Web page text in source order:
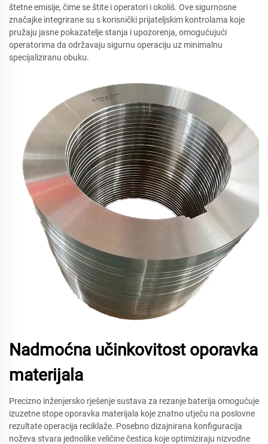
štetne emisije, čime se štite i operatori i okoliš. Ove sigurnosne
značajke integrirane su s korisnički prijateljskim kontrolama koje
pružaju jasne pokazatelje stanja i upozorenja, omogućujući
operatorima da održavaju sigurnu operaciju uz minimalnu
specijaliziranu obuku.
Nadmoćna učinkovitost oporavka
materijala
Precizno inženjersko rješenje sustava za rezanje baterija omogućuje
izuzetne stope oporavka materijala koje znatno utječu na poslovne
rezultate operacija reciklaže. Posebno dizajnirana konfiguracija
noževa stvara jednolike veličine čestica koje optimiziraju nizvodne